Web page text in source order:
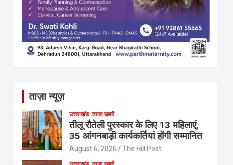
ताज़ा न्यूज़
उत्तराखंड ताजा खबरें
तीलू रौतेली पुरस्कार के लिए 13 महिलाएं,
35 आंगनबाड़ी कार्यकर्तियां होंगी सम्मानित
August 6, 2026 The Hill Post